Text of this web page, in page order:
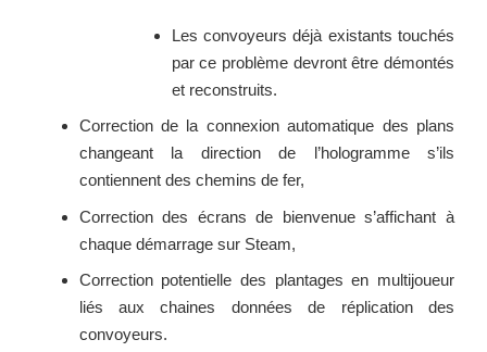
Les convoyeurs déjà existants touchés
par ce problème devront être démontés
et reconstruits.
Correction de la connexion automatique des plans
changeant la direction de l’hologramme s’ils
contiennent des chemins de fer,
Correction des écrans de bienvenue s’affichant à
chaque démarrage sur Steam,
Correction potentielle des plantages en multijoueur
liés aux chaines données de réplication des
convoyeurs.